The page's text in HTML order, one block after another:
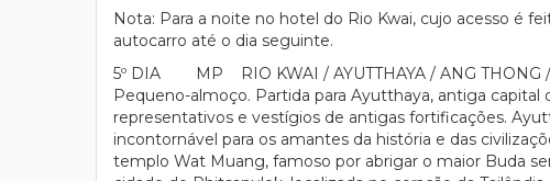
Nota: Para a noite no hotel do Rio Kwai, cujo acesso é
autocarro até o dia seguinte.
5º DIA MP RIO KWAI / AYUTTHAYA / ANG THONG /
Pequeno-almoço. Partida para Ayutthaya, antiga
representativos e vestígios de antigas fortificações.
incontornável para os amantes da história e das
templo Wat Muang, famoso por abrigar o maior Buda